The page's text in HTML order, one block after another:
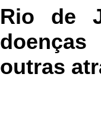
Rio de
doenças
outras